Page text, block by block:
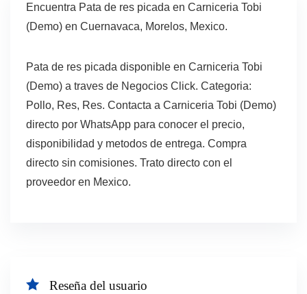
Encuentra Pata de res picada en Carniceria Tobi
(Demo) en Cuernavaca, Morelos, Mexico.
Pata de res picada disponible en Carniceria Tobi
(Demo) a traves de Negocios Click. Categoria:
Pollo, Res, Res. Contacta a Carniceria Tobi (Demo)
directo por WhatsApp para conocer el precio,
disponibilidad y metodos de entrega. Compra
directo sin comisiones. Trato directo con el
proveedor en Mexico.
Reseña del usuario